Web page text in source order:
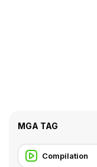
MGA TAG
Compilation